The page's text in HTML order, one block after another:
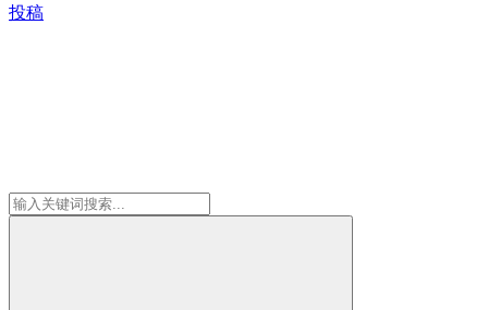
投稿